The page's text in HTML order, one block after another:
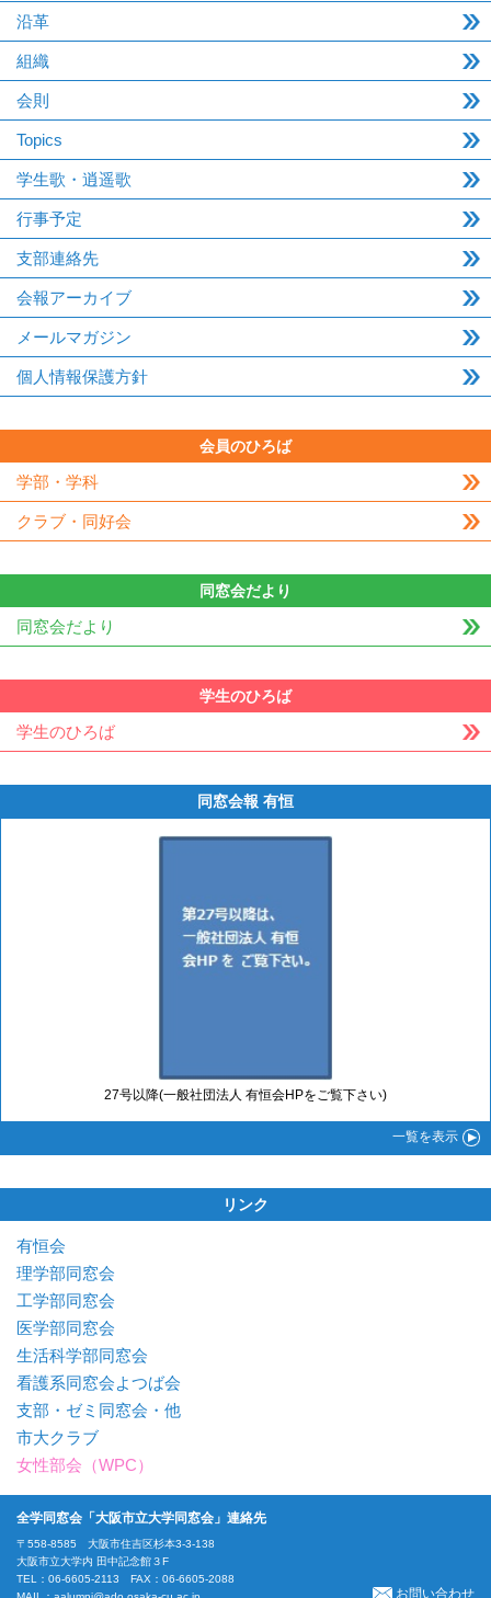
沿革
組織
会則
Topics
学生歌・逍遥歌
行事予定
支部連絡先
会報アーカイブ
メールマガジン
個人情報保護方針
会員のひろば
学部・学科
クラブ・同好会
同窓会だより
同窓会だより
学生のひろば
学生のひろば
同窓会報 有恒
27号以降(一般社団法人 有恒会HPをご覧下さい)
一覧を表示
リンク
有恒会
理学部同窓会
工学部同窓会
医学部同窓会
生活科学部同窓会
看護系同窓会よつば会
支部・ゼミ同窓会・他
市大クラブ
女性部会（WPC）
全学同窓会「大阪市立大学同窓会」連絡先
〒558-8585 大阪市住吉区杉本3-3-138
大阪市立大学内 田中記念館３F
TEL：06-6605-2113 FAX：06-6605-2088
お問い合わせ